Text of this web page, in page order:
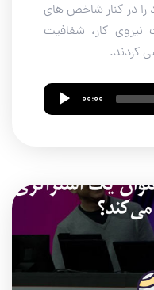
را در کنار شاخص های
نیروی کار، شفافیت
کردند.
00:00